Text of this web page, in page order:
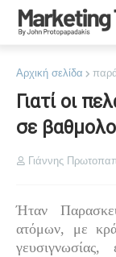
Αρχική σελίδα
Γιατί οι
σε
Γιάννης
Ήταν
ατόμων, με